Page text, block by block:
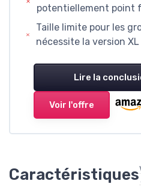
potentiellement point
Taille limite pour les
nécessite la version
Lire la
Voir l'offre
Caractéristiques